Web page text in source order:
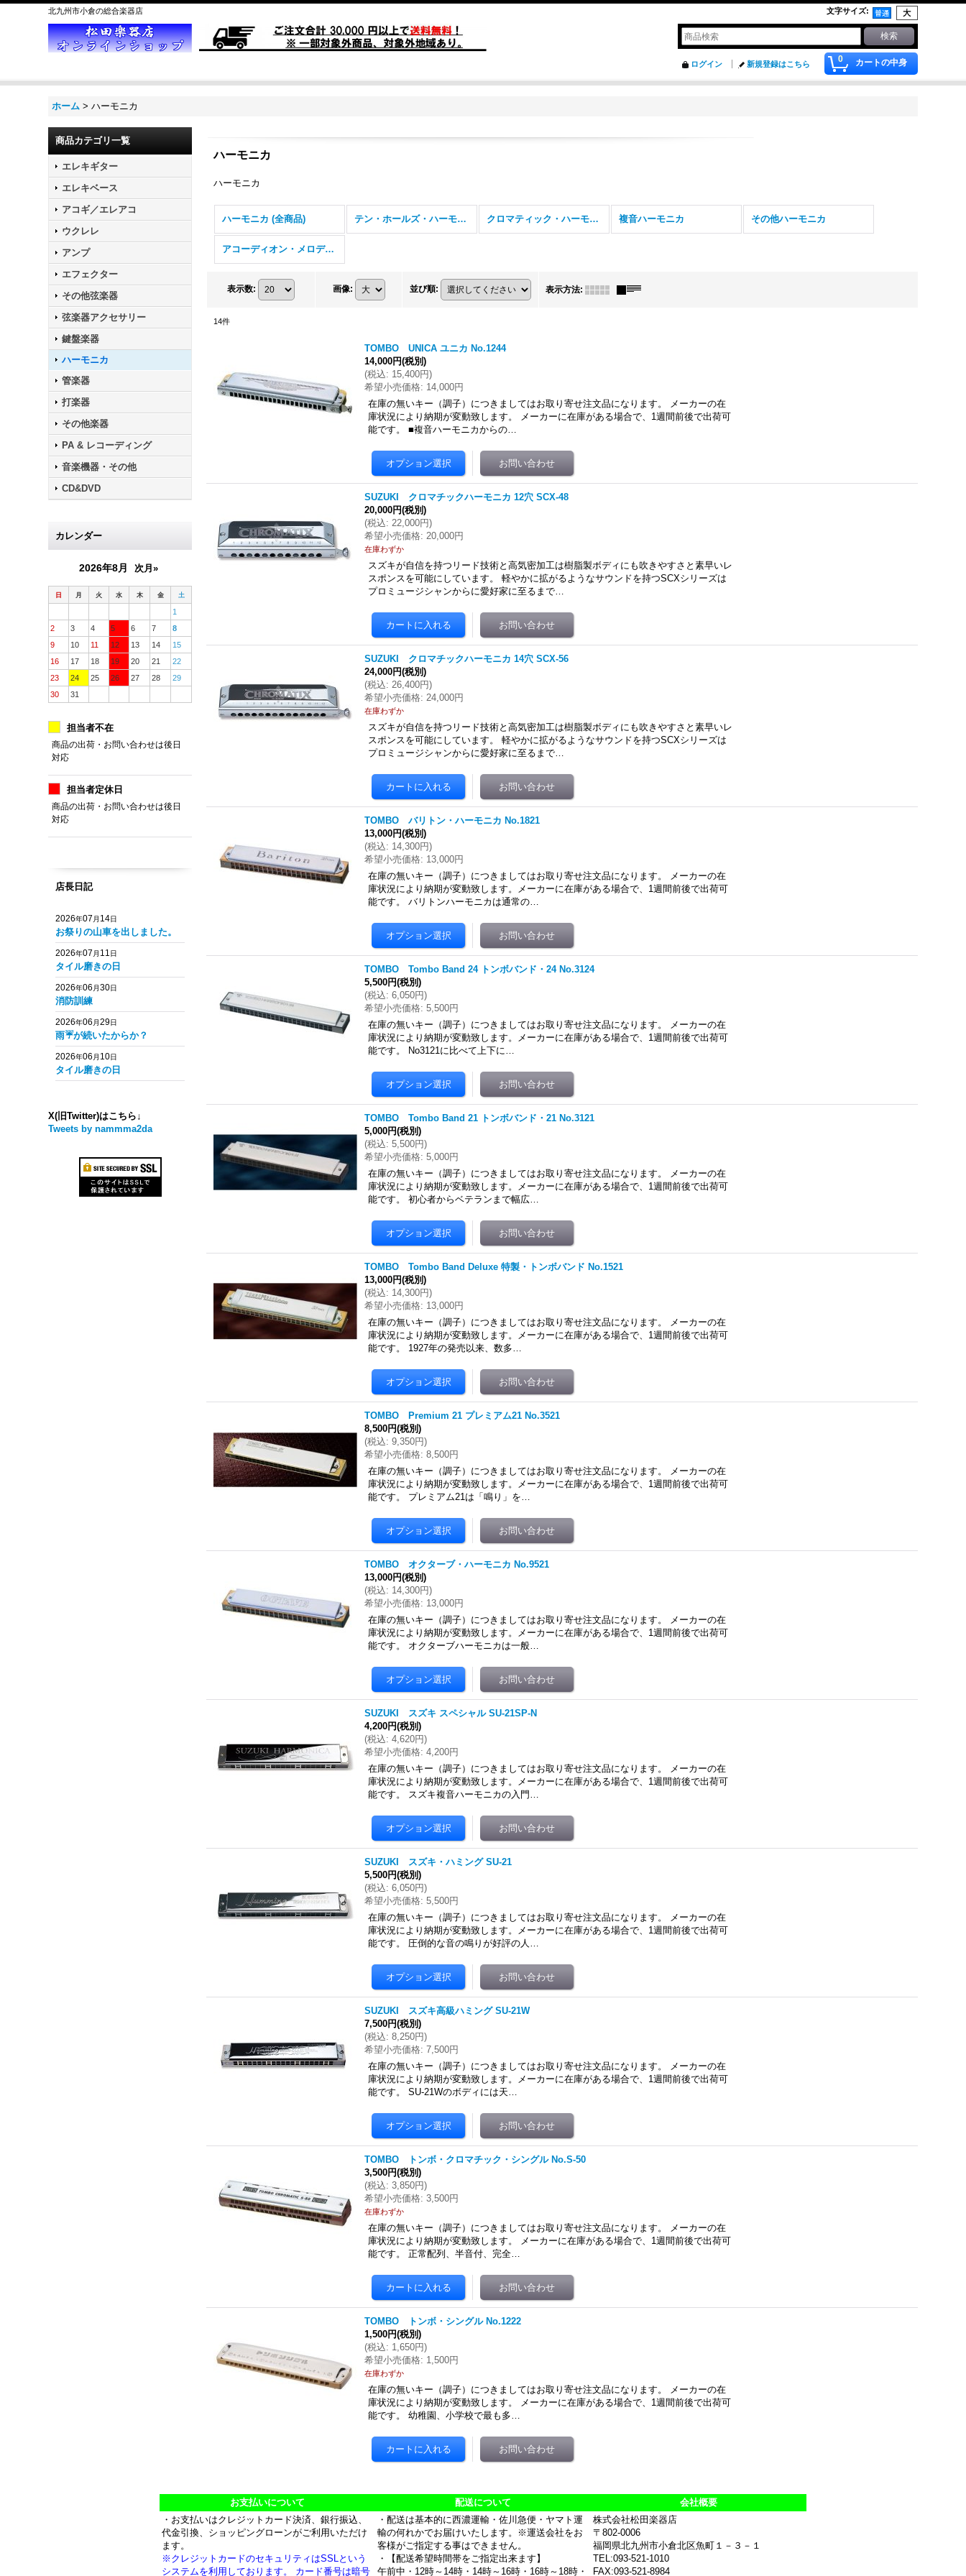
北九州市小倉の総合楽器店 文字サイズ:
0 カートの中身
ログイン 新規登録はこちら
ホーム > ハーモニカ
商品カテゴリ一覧
エレキギター
エレキベース
アコギ／エレアコ
ウクレレ
アンプ
エフェクター
その他弦楽器
弦楽器アクセサリー
鍵盤楽器
ハーモニカ
管楽器
打楽器
その他楽器
PA & レコーディング
音楽機器・その他
CD&DVD
カレンダー
2026年8月 次月»
日 月 火 水 木 金 土
1
2
3 4 5 6 7
8
9
10 11 12 13 14
15
16
17 18 19 20 21
22
23
24 25 26 27 28
29
30
31
担当者不在
商品の出荷・お問い合わせは後日
対応
担当者定休日
商品の出荷・お問い合わせは後日
対応
店長日記
2026年07 月 14日
お祭りの山車を出しました。
2026年07 月 11日
タイル磨きの日
2026年06 月30日
消防訓練
2026年06 月29日
雨☔️が続いたからか？
2026年06 月 10日
タイル磨きの日
X(旧Twitter)はこちら↓
Tweets by nammma2da
ハーモニカ
ハーモニカ
ハーモニカ (全商品) テン・ホールズ・ハーモニカ クロマティック・ハーモニカ 複音ハーモニカ その他ハーモニカ
アコーディオン・メロディカ
表示数: 画像: 並び順: 表示方法:
14件
TOMBO UNICA ユニカ No.1244
14,000円(税別)
(税込: 15,400円)
希望小売価格: 14,000円
在庫の無いキー（調子）につきましてはお取り寄せ注文品になります。 メーカーの在
庫状況により納期が変動致します。 メーカーに在庫がある場合で、1週間前後で出荷可
能です。 ■複音ハーモニカからの…
SUZUKI クロマチックハーモニカ 12穴 SCX-48
20,000円(税別)
(税込: 22,000円)
希望小売価格: 20,000円
在庫わずか
スズキが自信を持つリード技術と高気密加工は樹脂製ボディにも吹きやすさと素早いレ
スポンスを可能にしています。 軽やかに拡がるようなサウンドを持つSCXシリーズは
プロミュージシャンからに愛好家に至るまで…
SUZUKI クロマチックハーモニカ 14穴 SCX-56
24,000円(税別)
(税込: 26,400円)
希望小売価格: 24,000円
在庫わずか
スズキが自信を持つリード技術と高気密加工は樹脂製ボディにも吹きやすさと素早いレ
スポンスを可能にしています。 軽やかに拡がるようなサウンドを持つSCXシリーズは
プロミュージシャンからに愛好家に至るまで…
TOMBO バリトン・ハーモニカ No.1821
13,000円(税別)
(税込: 14,300円)
希望小売価格: 13,000円
在庫の無いキー（調子）につきましてはお取り寄せ注文品になります。 メーカーの在
庫状況により納期が変動致します。メーカーに在庫がある場合で、1週間前後で出荷可
能です。 バリトンハーモニカは通常の…
TOMBO Tombo Band 24 トンボバンド・24 No.3124
5,500円(税別)
(税込: 6,050円)
希望小売価格: 5,500円
在庫の無いキー（調子）につきましてはお取り寄せ注文品になります。 メーカーの在
庫状況により納期が変動致します。メーカーに在庫がある場合で、1週間前後で出荷可
能です。 No3121に比べて上下に…
TOMBO Tombo Band 21 トンボバンド・21 No.3121
5,000円(税別)
(税込: 5,500円)
希望小売価格: 5,000円
在庫の無いキー（調子）につきましてはお取り寄せ注文品になります。 メーカーの在
庫状況により納期が変動致します。メーカーに在庫がある場合で、1週間前後で出荷可
能です。 初心者からベテランまで幅広…
TOMBO Tombo Band Deluxe 特製・トンボバンド No.1521
13,000円(税別)
(税込: 14,300円)
希望小売価格: 13,000円
在庫の無いキー（調子）につきましてはお取り寄せ注文品になります。 メーカーの在
庫状況により納期が変動致します。メーカーに在庫がある場合で、1週間前後で出荷可
能です。 1927年の発売以来、数多…
TOMBO Premium 21 プレミアム21 No.3521
8,500円(税別)
(税込: 9,350円)
希望小売価格: 8,500円
在庫の無いキー（調子）につきましてはお取り寄せ注文品になります。 メーカーの在
庫状況により納期が変動致します。メーカーに在庫がある場合で、1週間前後で出荷可
能です。 プレミアム21は「鳴り」を…
TOMBO オクターブ・ハーモニカ No.9521
13,000円(税別)
(税込: 14,300円)
希望小売価格: 13,000円
在庫の無いキー（調子）につきましてはお取り寄せ注文品になります。 メーカーの在
庫状況により納期が変動致します。メーカーに在庫がある場合で、1週間前後で出荷可
能です。 オクターブハーモニカは一般…
SUZUKI スズキ スペシャル SU-21SP-N
4,200円(税別)
(税込: 4,620円)
希望小売価格: 4,200円
在庫の無いキー（調子）につきましてはお取り寄せ注文品になります。 メーカーの在
庫状況により納期が変動致します。メーカーに在庫がある場合で、1週間前後で出荷可
能です。 スズキ複音ハーモニカの入門…
SUZUKI スズキ・ハミング SU-21
5,500円(税別)
(税込: 6,050円)
希望小売価格: 5,500円
在庫の無いキー（調子）につきましてはお取り寄せ注文品になります。 メーカーの在
庫状況により納期が変動致します。メーカーに在庫がある場合で、1週間前後で出荷可
能です。 圧倒的な音の鳴りが好評の人…
SUZUKI スズキ高級ハミング SU-21W
7,500円(税別)
(税込: 8,250円)
希望小売価格: 7,500円
在庫の無いキー（調子）につきましてはお取り寄せ注文品になります。 メーカーの在
庫状況により納期が変動致します。メーカーに在庫がある場合で、1週間前後で出荷可
能です。 SU-21Wのボディには天…
TOMBO トンボ・クロマチック・シングル No.S-50
3,500円(税別)
(税込: 3,850円)
希望小売価格: 3,500円
在庫わずか
在庫の無いキー（調子）につきましてはお取り寄せ注文品になります。 メーカーの在
庫状況により納期が変動致します。 メーカーに在庫がある場合で、1週間前後で出荷可
能です。 正常配列、半音付、完全…
TOMBO トンボ・シングル No.1222
1,500円(税別)
(税込: 1,650円)
希望小売価格: 1,500円
在庫わずか
在庫の無いキー（調子）につきましてはお取り寄せ注文品になります。 メーカーの在
庫状況により納期が変動致します。 メーカーに在庫がある場合で、1週間前後で出荷可
能です。 幼稚園、小学校で最も多…
お支払いについて 配送について
会社概要
・お支払いはクレジットカード決済、銀行振込、
代金引換、ショッピングローンがご利用いただけ
ます。
※クレジットカードのセキュリティはSSLという
システムを利用しております。 カード番号は暗号
・配送は基本的に西濃運輸・佐川急便・ヤマト運
輸の何れかでお届けいたします。※運送会社をお
客様がご指定する事はできません。
・【配送希望時間帯をご指定出来ます】
午前中・12時～14時・14時～16時・16時～18時・
株式会社松田楽器店
〒802-0006
福岡県北九州市小倉北区魚町１－３－１
TEL:093-521-1010
FAX:093-521-8984